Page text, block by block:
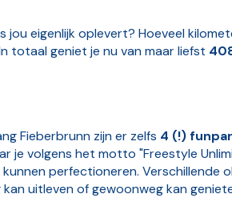
eigenlijk oplevert? Hoeveel
totaal geniet je nu van maar liefst
Fieberbrunn zijn er zelfs 4 (!)
je volgens het motto "Freestyle
perfectioneren. Verschillende
uitleven of gewoonweg kan